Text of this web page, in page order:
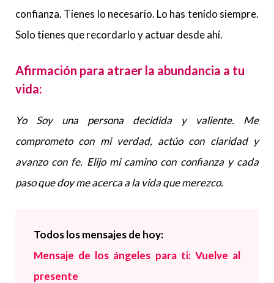
confianza. Tienes lo necesario. Lo has tenido siempre.
Solo tienes que recordarlo y actuar desde ahí.
Afirmación para atraer la abundancia a tu
vida:
Yo Soy una persona decidida y valiente. Me
comprometo con mi verdad, actúo con claridad y
avanzo con fe. Elijo mi camino con confianza y cada
paso que doy me acerca a la vida que merezco.
Todos los mensajes de hoy:
Mensaje de los ángeles para ti: Vuelve al
presente